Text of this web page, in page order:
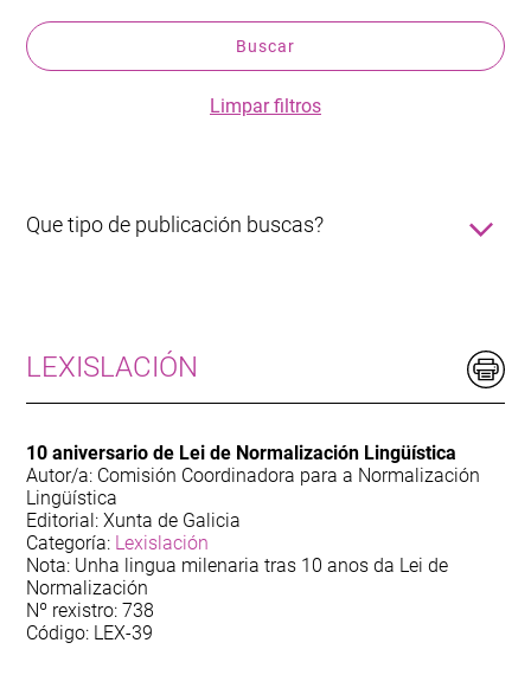
Título
Notas
Buscar
Limpar filtros
Que tipo de publicación buscas?
Biografía. Autores e autoras galegas
Deportes13
Dicionario 314
Etnografía67
Galiza-Portugal
LEXISLACIÓN
10 aniversario de Lei de Normalización Lingüística
Autor/a: Comisión Coordinadora para a Normalización
Lingüística
Editorial: Xunta de Galicia
Categoría: Lexislación
Nota: Unha lingua milenaria tras 10 anos da Lei de
Normalización
Nº rexistro: 738
Código: LEX-39